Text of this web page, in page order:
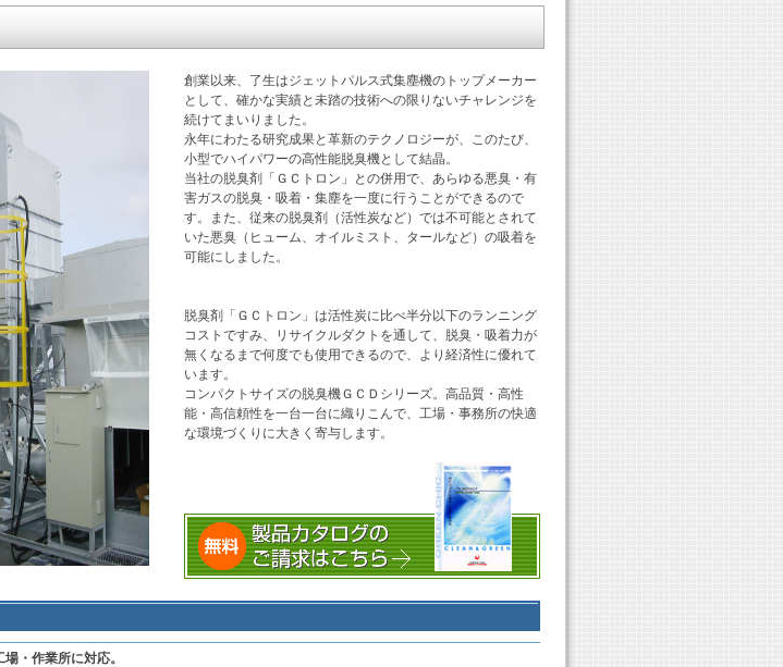
創業以来、了生はジェットパルス式集塵機のトップメーカー
として、確かな実績と未踏の技術への限りないチャレンジを
続けてまいりました。
永年にわたる研究成果と革新のテクノロジーが、このたび、
小型でハイパワーの高性能脱臭機として結晶。
当社の脱臭剤「ＧＣトロン」との併用で、あらゆる悪臭・有
害ガスの脱臭・吸着・集塵を一度に行うことができるので
す。また、従来の脱臭剤（活性炭など）では不可能とされて
いた悪臭（ヒューム、オイルミスト、タールなど）の吸着を
可能にしました。
脱臭剤「ＧＣトロン」は活性炭に比べ半分以下のランニング
コストですみ、リサイクルダクトを通して、脱臭・吸着力が
無くなるまで何度でも使用できるので、より経済性に優れて
います。
コンパクトサイズの脱臭機ＧＣＤシリーズ。高品質・高性
能・高信頼性を一台一台に織りこんで、工場・事務所の快適
な環境づくりに大きく寄与します。
・作業所に対応。